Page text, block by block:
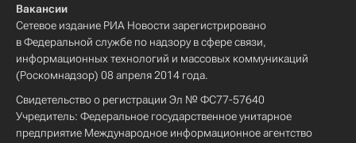
Вакансии
Сетевое издание РИА Новости зарегистрировано
в Федеральной службе по надзору в сфере связи,
информационных технологий и массовых коммуникаций
(Роскомнадзор) 08 апреля 2014 года.
Свидетельство о регистрации Эл № ФС77-57640
Учредитель: Федеральное государственное унитарное
предприятие Международное информационное агентство